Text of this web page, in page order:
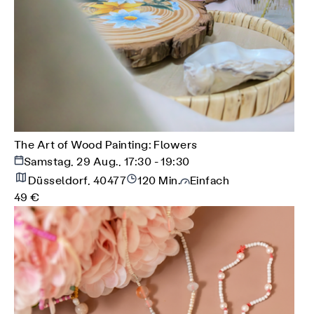
The Art of Wood Painting: Flowers
Samstag, 29 Aug., 17:30 - 19:30
Düsseldorf, 40477
120 Min.
Einfach
49 €